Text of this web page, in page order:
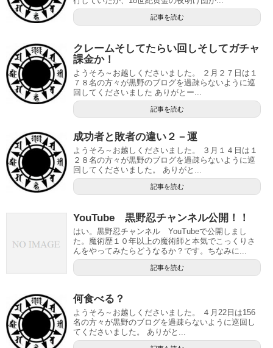
記事を読む
クレームそしてたらい回しそしてガチャ
課金か！
ようそろ～お越しくださいました。 ２月２７日は１
７８名の方々が黒野のブログを過疎らないように巡
回してくださいました ありがとー...
記事を読む
成功者と敗者の違い２－運
ようそろ～お越しくださいました。 ３月１４日は１
２８名の方々が黒野のブログを過疎らないように巡
回してくださいました。 ありがと...
記事を読む
YouTube 黒野忍チャンネル公開！！
はい。黒野忍チャンネル YouTubeで公開しまし
た。魔術歴１０年以上の魔術師と本気でこっくりさ
んをやってみたらどうなるか？です。ちなみに...
記事を読む
何食べる？
ようそろ～お越しくださいました。 ４月22日は156
名の方々が黒野のブログを過疎らないように巡回し
てくださいました。 ありがと...